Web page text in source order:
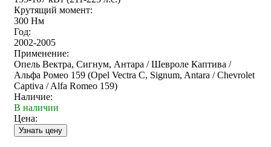
Крутящий момент:
300 Нм
Год:
2002-2005
Применение:
Опель Вектра, Сигнум, Антара / Шевроле Каптива /
Альфа Ромео 159 (Opel Vectra C, Signum, Antara / Chevrolet
Captiva / Alfa Romeo 159)
Наличие:
В наличии
Цена: